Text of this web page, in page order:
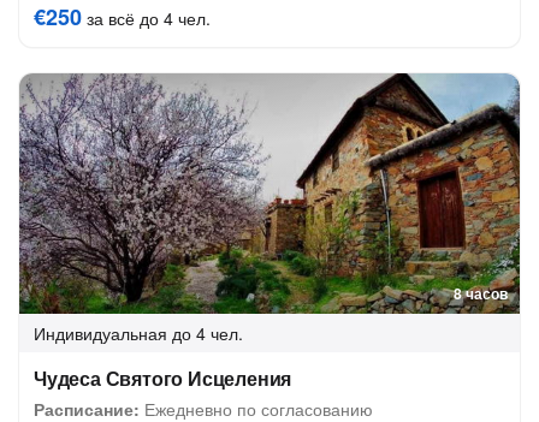
€250 за всё до 4 чел.
8 часов
Индивидуальная до 4 чел.
Чудеса Святого Исцеления
Расписание: Ежедневно по согласованию